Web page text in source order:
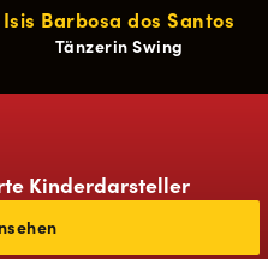
Isis Barbosa dos Santos
Tänzerin Swing
Kinderdarsteller